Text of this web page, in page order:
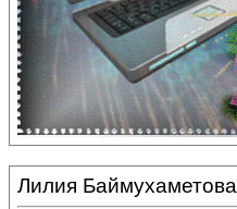
Лилия Баймухаметова